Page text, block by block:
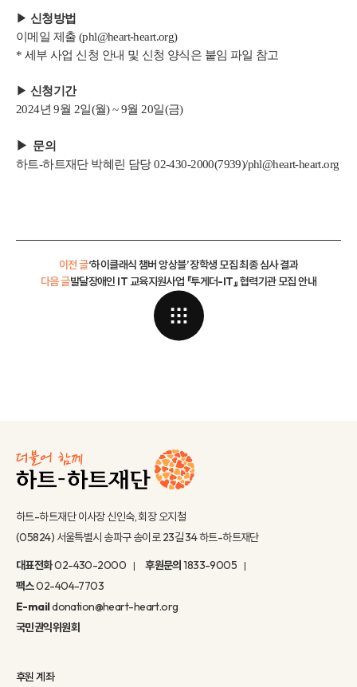
▶ 신청방법
이메일 제출 (phl@heart-heart.org)
* 세부 사업 신청 안내 및 신청 양식은 붙임 파일 참고
▶ 신청기간
2024년 9월 2일(월) ~ 9월 20일(금)
▶ 문의
하트-하트재단 박혜린 담당 02-430-2000(7939)/phl@heart-heart.org
이전 글‘하이클래식 챔버 앙상블’ 장학생 모집 최종 심사 결과
발달장애인 IT 교육지원사업 『투게더-IT』 협력기관 모집 안내
다음 글
하트-하트재단 이사장 신인숙, 회장 오지철
(05824) 서울특별시 송파구 송이로 23길 34 하트-하트재단
대표전화02-430-2000 후원문의1833-9005
팩스02-404-7703
E-maildonation@heart-heart.org
국민권익위원회
후원 계좌